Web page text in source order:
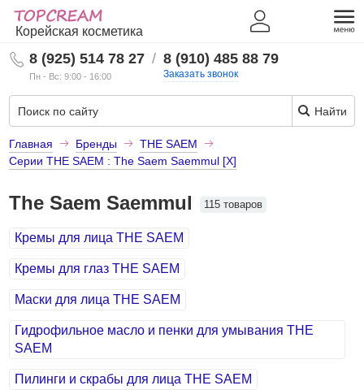
Корейская косметика
8 (925) 514 78 27
Пн - Вс: 9:00 - 16:00
/ 8 (910) 485 88 79
Заказать звонок
Найти
Главная Бренды
THE SAEM
Серии THE SAEM : The Saem Saemmul [X]
The Saem Saemmul 115 товаров
Кремы для лица THE SAEM
Кремы для глаз THE SAEM
Маски для лица THE SAEM
Гидрофильное масло и пенки для умывания THE
SAEM
Пилинги и скрабы для лица THE SAEM